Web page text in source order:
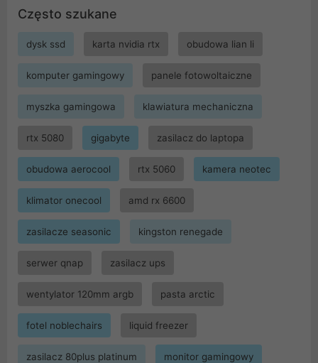
Często szukane
dysk ssd karta nvidia rtx obudowa lian li
komputer gamingowy panele fotowoltaiczne
myszka gamingowa klawiatura mechaniczna
rtx 5080 gigabyte zasilacz do laptopa
obudowa aerocool rtx 5060 kamera neotec
klimator onecool amd rx 6600
zasilacze seasonic kingston renegade
serwer qnap zasilacz ups
wentylator 120mm argb pasta arctic
fotel noblechairs liquid freezer
zasilacz 80plus platinum monitor gamingowy